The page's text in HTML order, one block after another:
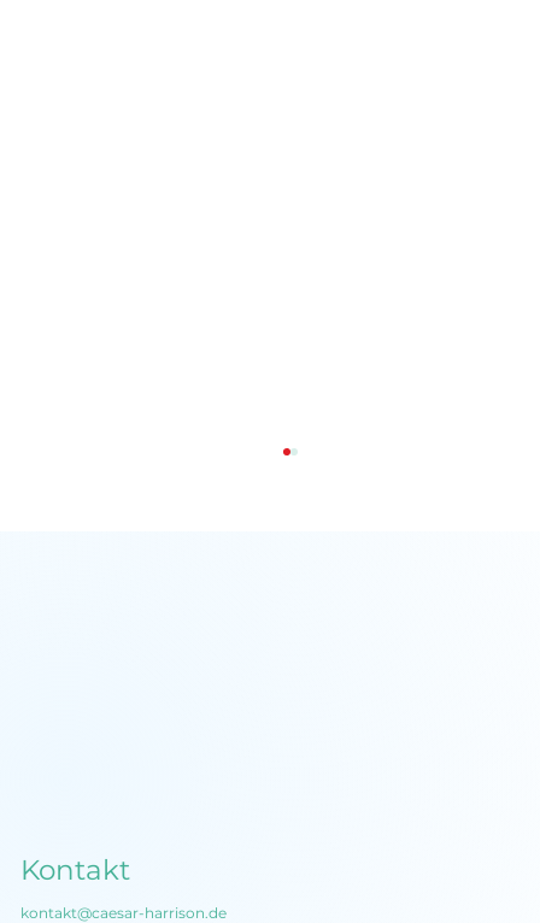
Kontakt
kontakt@caesar-harrison.de